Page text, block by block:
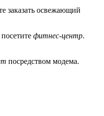
заказать освежающий
фитнес-центр.
посредством модема.